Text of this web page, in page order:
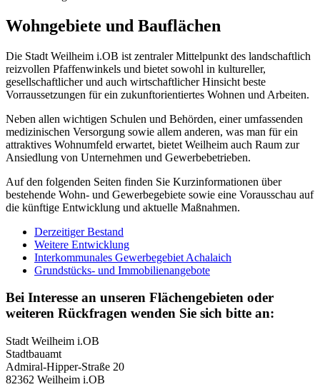
Wohngebiete und Bauflächen
Die Stadt Weilheim i.OB ist zentraler Mittelpunkt des landschaftlich
reizvollen Pfaffenwinkels und bietet sowohl in kultureller,
gesellschaftlicher und auch wirtschaftlicher Hinsicht beste
Vorraussetzungen für ein zukunftorientiertes Wohnen und Arbeiten.
Neben allen wichtigen Schulen und Behörden, einer umfassenden
medizinischen Versorgung sowie allem anderen, was man für ein
attraktives Wohnumfeld erwartet, bietet Weilheim auch Raum zur
Ansiedlung von Unternehmen und Gewerbebetrieben.
Auf den folgenden Seiten finden Sie Kurzinformationen über
bestehende Wohn- und Gewerbegebiete sowie eine Vorausschau auf
die künftige Entwicklung und aktuelle Maßnahmen.
Derzeitiger Bestand
Weitere Entwicklung
Interkommunales Gewerbegebiet Achalaich
Grundstücks- und Immobilienangebote
Bei Interesse an unseren Flächengebieten oder
weiteren Rückfragen wenden Sie sich bitte an:
Stadt Weilheim i.OB
Stadtbauamt
Admiral-Hipper-Straße 20
82362 Weilheim i.OB